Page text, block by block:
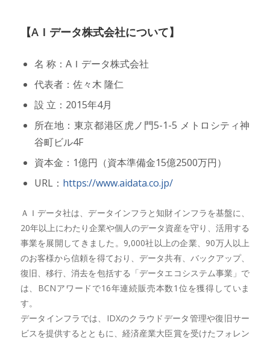
【AＩデータ株式会社について】
名 称：AＩデータ株式会社
代表者：佐々木 隆仁
設 立：2015年4月
所在地：東京都港区虎ノ門5-1-5 メトロシティ神
谷町ビル4F
資本金：1億円（資本準備金15億2500万円）
URL： https://www.aidata.co.jp/
ＡＩデータ社は、データインフラと知財インフラを基盤に、
20年以上にわたり企業や個人のデータ資産を守り、活用する
事業を展開してきました。9,000社以上の企業、90万人以上
のお客様から信頼を得ており、データ共有、バックアップ、
復旧、移行、消去を包括する「データエコシステム事業」で
は、BCNアワードで16年連続販売本数1位を獲得していま
す。
データインフラでは、IDXのクラウドデータ管理や復旧サー
ビスを提供するとともに、経済産業大臣賞を受けたフォレン